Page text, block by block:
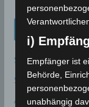
Sommer 2003
Sturmflut
AE
i)
Empfänger ist
Behörde,
unabhängig